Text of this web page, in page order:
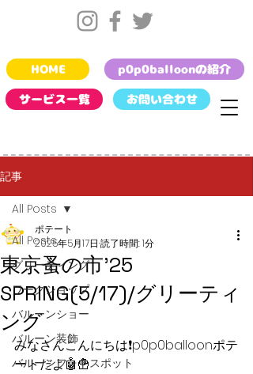
お問い合わせ
HOME
サービス一覧
p0p0balloonの紹介
記事
All Posts
グリーティング
ワークショップ
バルーンショー
バルーン装飾
バルーンフォトスポット
All Posts
東京蚤の市’25
SPRING(5/17)/グリーティ
ング
ポテート
2025年5月17日 読了時間: 1分
みなさんこんにちは❗️p0p0balloonポテ
ートだよ🤖🍟